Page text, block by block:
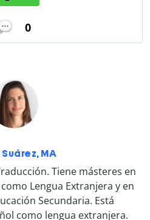
0
MA
Tiene másteres en
Lengua Extranjera y en
Secundaria. Está
como lengua extranjera.